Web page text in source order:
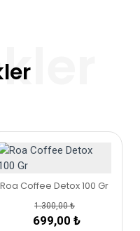
Roa Coffee Detox 100 Gr
1.300,00 ₺
699,00 ₺